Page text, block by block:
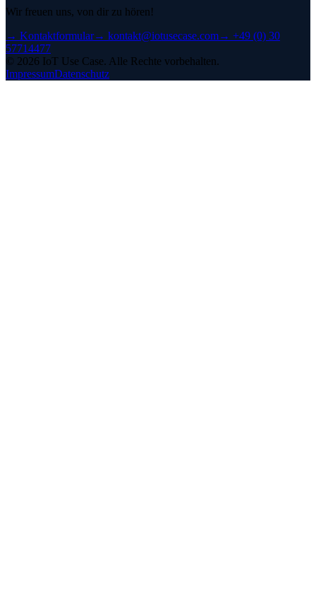
Wir freuen uns, von dir zu hören!
→ Kontaktformular→ kontakt@iotusecase.com→ +49 (0) 30
57714477
© 2026 IoT Use Case. Alle Rechte vorbehalten.
ImpressumDatenschutz